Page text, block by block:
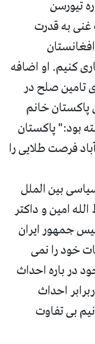
تیورسن
به قدرت
کنیم. او اضافه
تامین صلح در
خانم
بود:" پاکستان
فرصت طلایی را
بین الملل
امین و داکتر
جمهور ایران
خود را نمی
در باره احداث
احداث
بی تفاوت